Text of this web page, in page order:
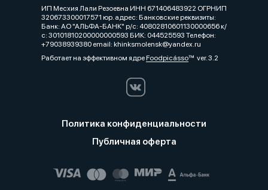
ИП Месхия Лали Резоевна ИНН 671406483922 ОГРНИП
320673300017571 юр. адрес: Банковские реквизиты:
Банк: АО "АЛЬФА-БАНК" р/с: 40802810601130000656 к/
с: 30101810200000000593 БИК: 044525593 Телефон:
+79038939380 email: khinksmolensk@yandex.ru
Работает на эффективном ядреFoodpicássover. 3.2
Политика конфиденциальности
Публичная оферта